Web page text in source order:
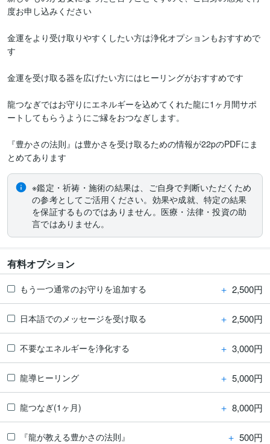
度お申し込みください
金運をより受け取りやすくしたい方は浄化オプションもおすすめで
す
金運を受け取る器を広げたい方にはヒーリングがおすすめです
龍つなぎではお守りにエネルギーを込めてくれた龍に1ヶ月間サポ
ートしてもらうようにご縁をおつなぎします。
『豊かさの法則』は豊かさを受け取るための情報が22pのPDFにま
とめてあります
※鑑定・祈祷・施術の結果は、ご自身で判断いただくため
の参考としてご活用ください。効果や成就、特定の結果
を保証するものではありません。医療・法律・投資の助
言ではありません。
有料オプション
もう一つ通常のお守りを追加する ＋ 2,500円
日本語でのメッセージを受け取る ＋ 2,500円
不要なエネルギーを浄化する ＋ 3,000円
龍導ヒーリング ＋ 5,000円
龍つなぎ(1ヶ月) ＋ 8,000円
『龍が教える豊かさの法則』 ＋ 500円